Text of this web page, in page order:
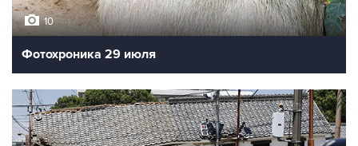
10
Фотохроника 29 июля